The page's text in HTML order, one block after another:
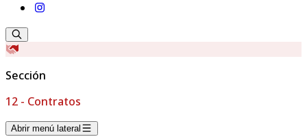
Sección
12 - Contratos
Abrir menú lateral